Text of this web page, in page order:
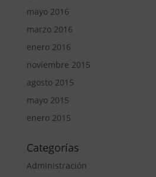
mayo 2016
marzo 2016
enero 2016
noviembre 2015
agosto 2015
mayo 2015
enero 2015
Categorías
Administración